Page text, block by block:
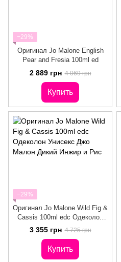
−29%
Оригинал Jo Malone English
Pear and Fresia 100ml ed
2 889 грн 4 069 грн
Купить
−29%
Оригинал Jo Malone Wild Fig &
Cassis 100ml edc Одеколон
Унисекс Джо Малон Дикий
Инжир и Рис
3 355 грн 4 725 грн
Купить